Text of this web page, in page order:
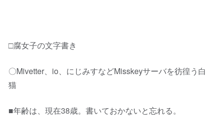
□腐女子の文字書き
〇Mivetter、io、にじみすなどMisskeyサーバを彷徨う白
猫
■年齢は、現在38歳。書いておかないと忘れる。